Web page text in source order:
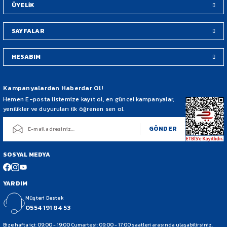
ÜYELİK
SAYFALAR
HESABIM
Kampanyalardan Haberdar Ol!
Hemen E-posta listemize kayıt ol, en güncel kampanyalar,
yenilikler ve duyuruları ilk öğrenen sen ol.
GÖNDER
SOSYAL MEDYA
YARDIM
Müşteri Destek
0554 191 84 53
Bize hafta içi: 09:00 - 19:00 Cumartesi: 09:00 - 17:00 saatleri arasında ulaşabilirsiniz.